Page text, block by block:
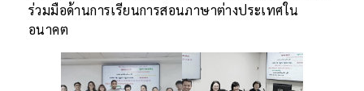
ร่วมมือด้านการเรียนการสอนภาษาต่างประเทศใน
อนาคต